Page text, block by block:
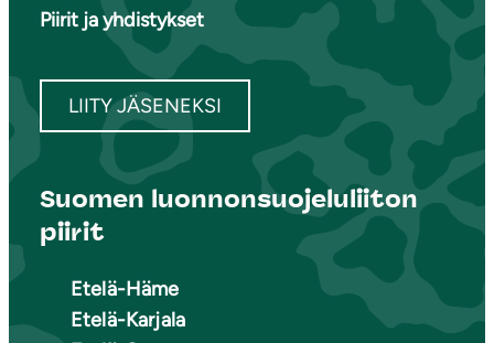
Piirit ja yhdistykset
LIITY JÄSENEKSI
Suomen luonnonsuojeluliiton
piirit
Etelä-Häme
Etelä-Karjala